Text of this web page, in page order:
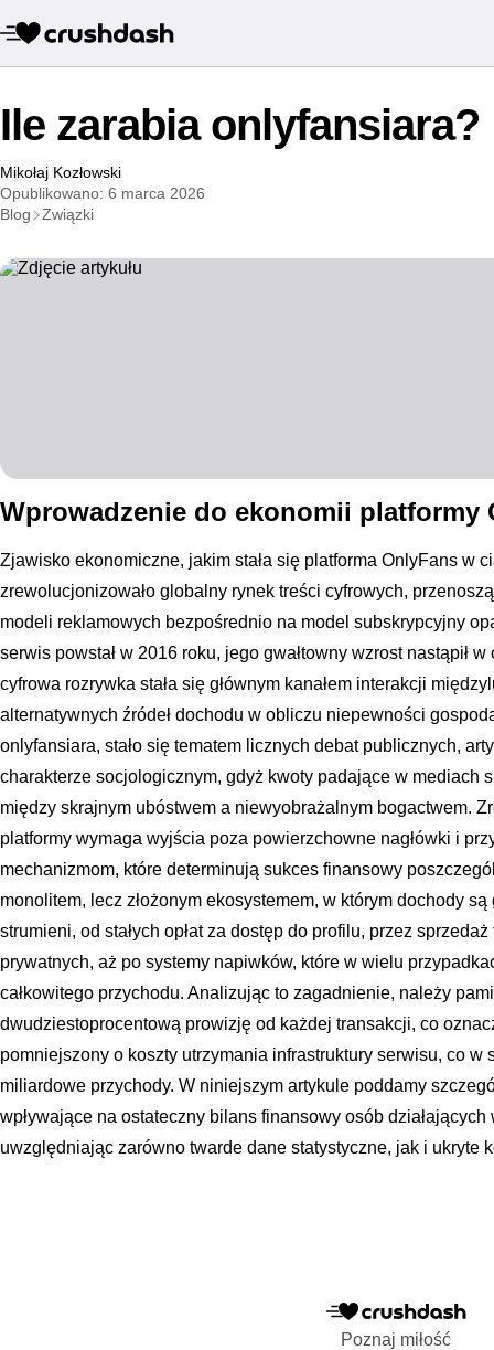
Ile zarabia onlyfansiara?
Mikołaj Kozłowski
Opublikowano: 6 marca 2026
Blog
Związki
Wprowadzenie do ekonomii platformy
Zjawisko ekonomiczne, jakim stała się platforma OnlyFans w
zrewolucjonizowało globalny rynek treści cyfrowych,
modeli reklamowych bezpośrednio na model subskrypcyjny
serwis powstał w 2016 roku, jego gwałtowny wzrost nastąpił
cyfrowa rozrywka stała się głównym kanałem interakcji
alternatywnych źródeł dochodu w obliczu niepewności
onlyfansiara, stało się tematem licznych debat publicznych,
charakterze socjologicznym, gdyż kwoty padające w mediach
między skrajnym ubóstwem a niewyobrażalnym bogactwem.
platformy wymaga wyjścia poza powierzchowne nagłówki i
mechanizmom, które determinują sukces finansowy
monolitem, lecz złożonym ekosystemem, w którym dochody
strumieni, od stałych opłat za dostęp do profilu, przez
prywatnych, aż po systemy napiwków, które w wielu
całkowitego przychodu. Analizując to zagadnienie, należy
dwudziestoprocentową prowizję od każdej transakcji, co
pomniejszony o koszty utrzymania infrastruktury serwisu, co
miliardowe przychody. W niniejszym artykule poddamy
wpływające na ostateczny bilans finansowy osób
uwzględniając zarówno twarde dane statystyczne, jak i ukryte
Poznaj miłość